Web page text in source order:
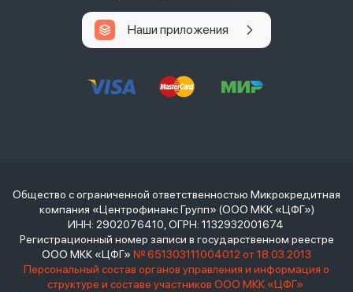
Наши приложения
Общество с ограниченной ответственностью Микрокредитная
компания «Центрофинанс Групп» (ООО МКК «ЦФГ»)
ИНН: 2902076410, ОГРН: 1132932001674
Регистрационный номер записи в государственном реестре
ООО МКК «ЦФГ» № 651303111004012 от 18.03.2013
Персональный состав органов управления и информация о
структуре и составе участников ООО МКК «ЦФГ»